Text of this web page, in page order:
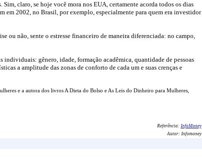
claro, se hoje você mora nos EUA, certamente acorda todos os dias
em 2002, no Brasil, por exemplo, especialmente para quem era investidor
ou não, sente o estresse financeiro de maneira diferenciada: no campo,
gênero, idade, formação acadêmica, quantidade de pessoas
a amplitude das zonas de conforto de cada um e suas crenças e
e a autora dos livros A Dieta do Bolso e As Leis do Dinheiro para Mulheres,
Referência: InfoMoney
Autor: Infomoney